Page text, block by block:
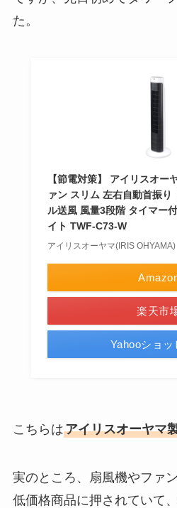
た。
【節電対策】 アイリスオー
ァン スリム 左右自動首振り
ル送風 風量3段階 タイマー
イト TWF-C73-W
アイリスオーヤマ(IRIS OHYAMA)
楽天市
Yahooショッ
こちらはアイリスオーヤマ
実のところ、扇風機やファ
低価格商品に押されていて